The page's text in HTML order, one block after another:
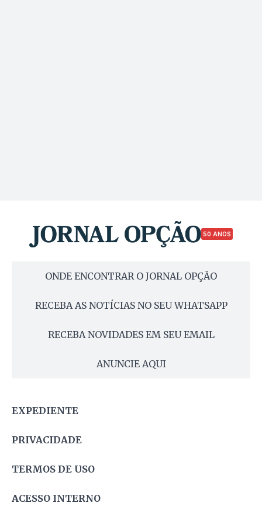
50 ANOS
ONDE ENCONTRAR O JORNAL OPÇÃO
RECEBA AS NOTÍCIAS NO SEU WHATSAPP
RECEBA NOVIDADES EM SEU EMAIL
ANUNCIE AQUI
EXPEDIENTE
PRIVACIDADE
TERMOS DE USO
ACESSO INTERNO